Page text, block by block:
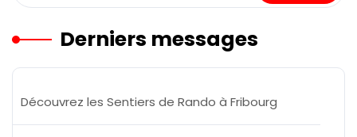
Derniers messages
Découvrez les Sentiers de Rando à Fribourg